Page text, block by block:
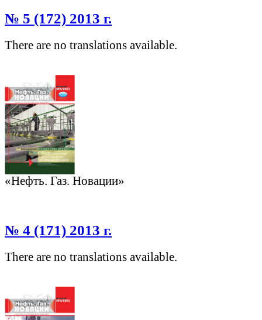
№ 5 (172) 2013 г.
There are no translations available.
«Нефть. Газ. Новации»
№ 4 (171) 2013 г.
There are no translations available.